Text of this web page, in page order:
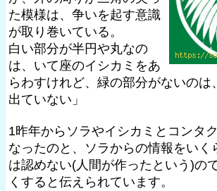
た模様は、争いを起す意識
が取り巻いている。
白い部分が半円や丸なの
は、いて座のイシカミをあ
らわすけれど、緑の部分がないのは
出ていない」
1昨年からソラやイシカミとコンタ
なったのと、ソラからの情報をいく
は認めない(人間が作ったという)の
くすると伝えられています。